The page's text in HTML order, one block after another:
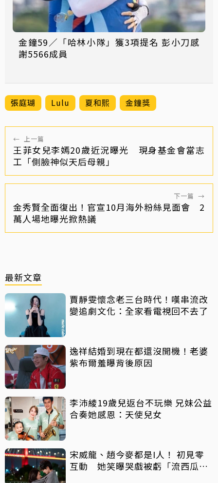
金鐘59／「哈林小隊」獲3項提名 彭小刀感
謝5566成員
張庭瑚 Lulu 夏和熙 金鐘獎
← 上一篇
王菲女兒李嫣20歲近況曝光 現身基金會當志
工「側臉神似天后母親」
下一篇 →
金秀賢全面復出！官宣10月海外粉絲見面會 2
萬人場地曝光掀熱議
最新文章
賈靜雯懷念老三台時代！嘆串流改
變追劇文化：全家看電視回不去了
逸祥結婚到現在都還沒開機！老婆
紫布爾羞曝背後原因
李沛綾19歲兒返台不玩樂 兄妹公益
合奏她感恩：天使兒女
宋威龍、趙今麥都是I人！ 初見零
互動 她笑曝哭戲被虧「流西瓜